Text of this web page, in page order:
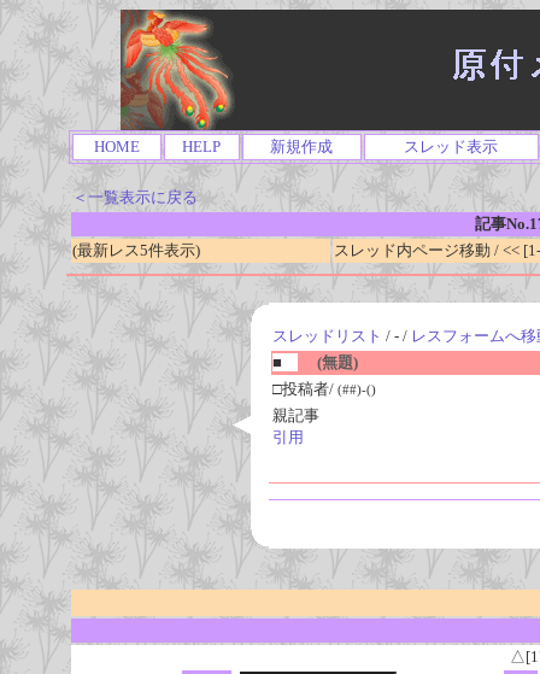
HOME HELP 新規作成 スレッド表示
＜一覧表示に戻る
記事
(最新レス5件表示)
スレッド内ページ移動 / <<
スレッドリスト / - / レスフォームへ移
■
(無題)
□投稿者/ (##)-()
親記事
引用